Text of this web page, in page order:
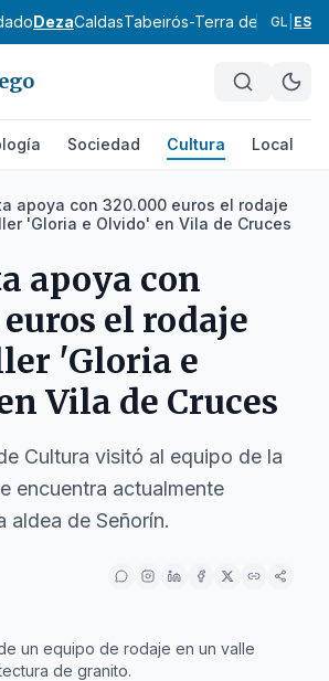
DezaCaldasTabeirós-Terra de Montes
GL ES
Sociedad Cultura Local
apoya con 320.000 euros el rodaje
'Gloria e Olvido' en Vila de Cruces
apoya con
el rodaje
'Gloria e
Vila de Cruces
Cultura visitó al equipo de la
encuentra actualmente
aldea de Señorín.
un equipo de rodaje en un valle
de granito.